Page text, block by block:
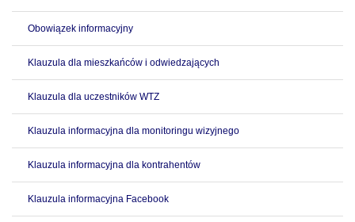
Obowiązek informacyjny
Klauzula dla mieszkańców i odwiedzających
Klauzula dla uczestników WTZ
Klauzula informacyjna dla monitoringu wizyjnego
Klauzula informacyjna dla kontrahentów
Klauzula informacyjna Facebook